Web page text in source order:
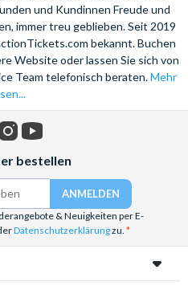
und Kundinnen Freude und
immer treu geblieben. Seit 2019
bekannt. Buchen
Website oder lassen Sie sich von
Team telefonisch beraten.Mehr
bestellen
& Neuigkeiten per E-
Datenschutzerklärungzu.